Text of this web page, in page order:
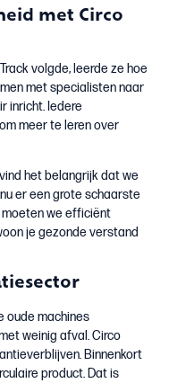
met Circo
volgde, leerde ze hoe
met specialisten naar
inricht. Iedere
meer te leren over
het belangrijk dat we
er een grote schaarste
moeten we efficiënt
je gezonde verstand
oude machines
weinig afval. Circo
Binnenkort
product. Dat is